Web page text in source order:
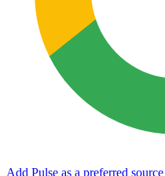
Add Pulse as a preferred